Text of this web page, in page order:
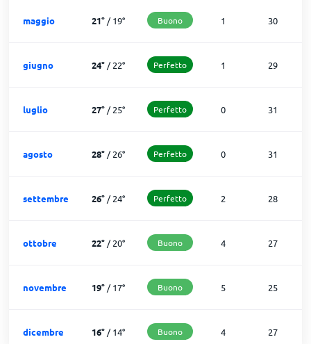
maggio 21°/19° Buono 1 30
giugno 24°/22° Perfetto 1 29
luglio 27°/25° Perfetto 0 31
agosto 28°/26° Perfetto 0 31
settembre 26°/24° Perfetto 2 28
ottobre 22°/20° Buono 4 27
novembre 19°/17° Buono 5 25
dicembre 16°/14° Buono 4 27